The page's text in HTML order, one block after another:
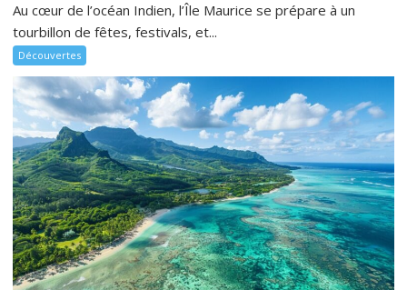
Au cœur de l’océan Indien, l’Île Maurice se prépare à un
tourbillon de fêtes, festivals, et...
Découvertes